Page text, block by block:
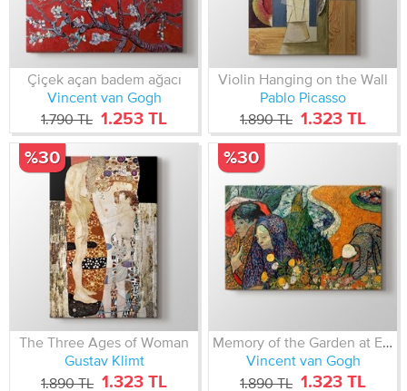
Çiçek açan badem ağacı
Vincent van Gogh
1.790 TL 1.253 TL
Violin Hanging on the Wall
Pablo Picasso
1.890 TL 1.323 TL
The Three Ages of Woman
Gustav Klimt
1.890 TL 1.323 TL
%30
Memory of the Garden at Etten
Vincent van Gogh
1.890 TL 1.323 TL
%30